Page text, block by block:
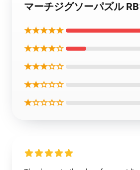
マーチジグソーパズル
★★★★★
★★★★☆
★★★☆☆
★★☆☆☆
★☆☆☆☆